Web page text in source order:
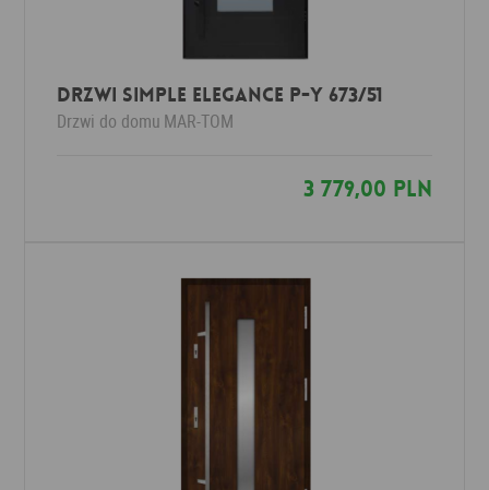
Drzwi Simple Elegance P-Y 673/51
Drzwi do domu MAR-TOM
3 779,00 PLN